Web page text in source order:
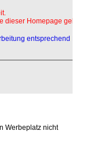
dieser Homepage geleitet.
entsprechend
Werbeplatz nicht